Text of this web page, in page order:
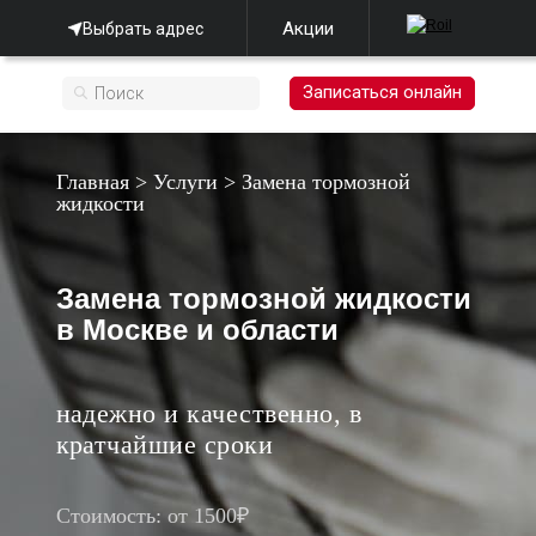
Выбрать адрес Акции
Записаться онлайн
Главная> Услуги> Замена тормозной
жидкости
Замена тормозной жидкости
в Москве и области
надежно и качественно, в
кратчайшие сроки
Стоимость: от 1500₽